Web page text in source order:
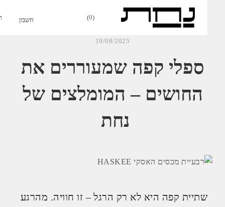
19/08/2025
ספלי קפה שמעוררים את
החושים – המומלצים של
נחת
שתיית קפה היא לא רק הרגל – זו חוויה. מהרגע